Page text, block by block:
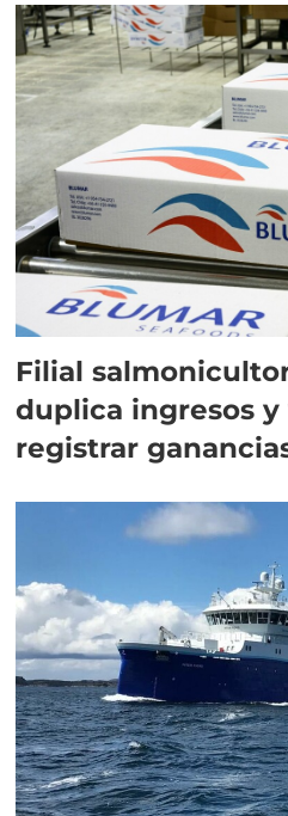
Filial
duplica ingresos y
registrar